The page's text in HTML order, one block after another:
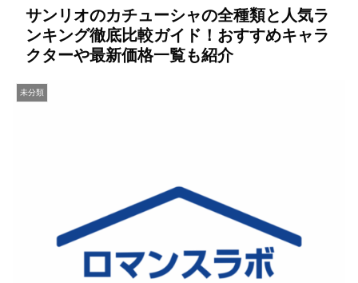
サンリオのカチューシャの全種類と人気ラ
ンキング徹底比較ガイド！おすすめキャラ
クターや最新価格一覧も紹介
未分類